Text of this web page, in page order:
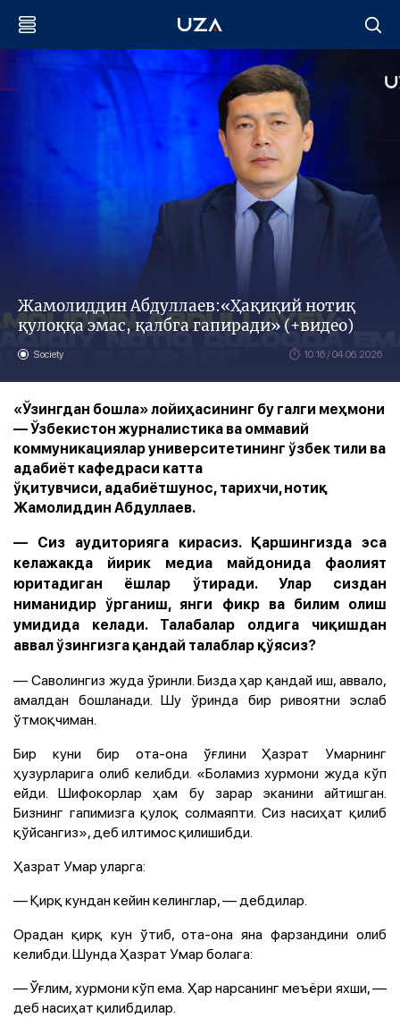
Жамолиддин Абдуллаев:«Ҳақиқий нотиқ
қулоққа эмас, қалбга гапиради» (+видео)
Society 10:16 / 04.06.2026
«Ўзингдан бошла» лойиҳасининг бу галги меҳмони
— Ўзбекистон журналистика ва оммавий
коммуникациялар университетининг ўзбек тили ва
адабиёт кафедраси катта
ўқитувчиси, адабиётшунос, тарихчи, нотиқ
Жамолиддин Абдуллаев.
— Сиз аудиторияга кирасиз. Қаршингизда эса
келажакда йирик медиа майдонида фаолият
юритадиган ёшлар ўтиради. Улар сиздан
ниманидир ўрганиш, янги фикр ва билим олиш
умидида келади. Талабалар олдига чиқишдан
аввал ўзингизга қандай талаблар қўясиз?
— Саволингиз жуда ўринли. Бизда ҳар қандай иш, аввало,
амалдан бошланади. Шу ўринда бир ривоятни эслаб
ўтмоқчиман.
Бир куни бир ота-она ўғлини Ҳазрат Умарнинг
ҳузурларига олиб келибди. «Боламиз хурмони жуда кўп
ейди. Шифокорлар ҳам бу зарар эканини айтишган.
Бизнинг гапимизга қулоқ солмаяпти. Сиз насиҳат қилиб
қўйсангиз», деб илтимос қилишибди.
Ҳазрат Умар уларга:
— Қирқ кундан кейин келинглар, — дебдилар.
Орадан қирқ кун ўтиб, ота-она яна фарзандини олиб
келибди. Шунда Ҳазрат Умар болага:
— Ўғлим, хурмони кўп ема. Ҳар нарсанинг меъёри яхши, —
деб насиҳат қилибдилар.